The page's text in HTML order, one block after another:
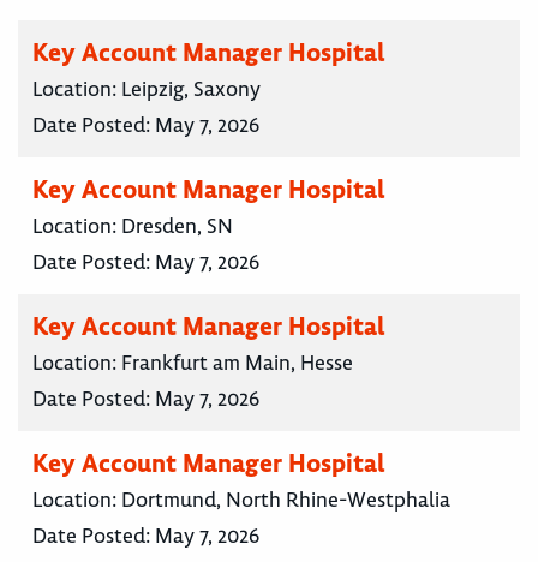
Key Account Manager Hospital
Location: Leipzig, Saxony
Date Posted: May 7, 2026
Key Account Manager Hospital
Location: Dresden, SN
Date Posted: May 7, 2026
Key Account Manager Hospital
Location: Frankfurt am Main, Hesse
Date Posted: May 7, 2026
Key Account Manager Hospital
Location: Dortmund, North Rhine-Westphalia
Date Posted: May 7, 2026